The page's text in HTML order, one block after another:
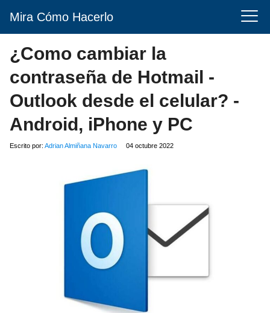
Mira Cómo Hacerlo
¿Como cambiar la
contraseña de Hotmail -
Outlook desde el celular? -
Android, iPhone y PC
Escrito por: Adrian Almiñana Navarro 04 octubre 2022